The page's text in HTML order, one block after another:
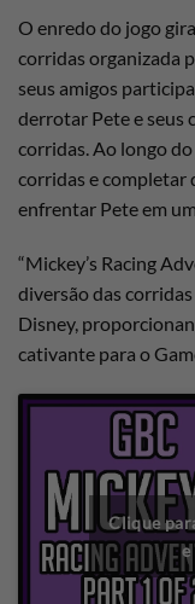
O enredo do jogo
corridas organizada
seus amigos
derrotar Pete e seus
corridas. Ao longo
corridas e completar
enfrentar Pete em
“Mickey’s Racing
diversão das
Disney,
cativante para o
Clique